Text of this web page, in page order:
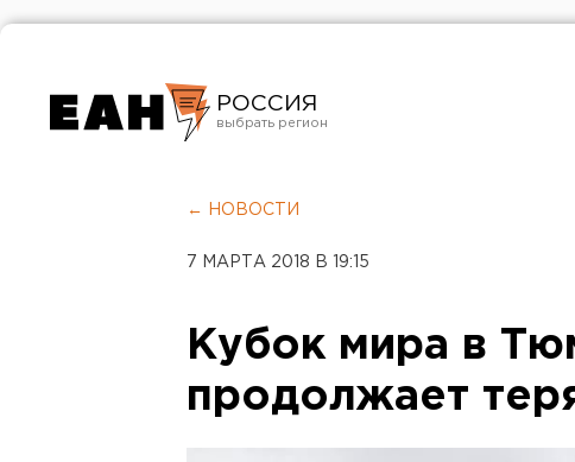
РОССИЯ
Челябинск
← НОВОСТИ
7 МАРТА 2018 В 19:15
Кубок мира в
продолжает